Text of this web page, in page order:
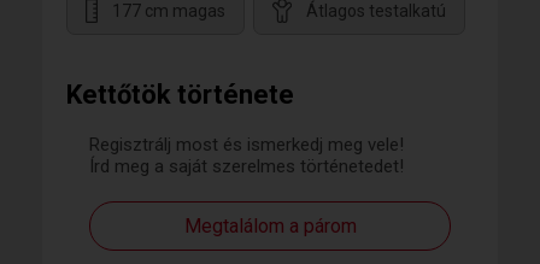
Kettőtök története
Regisztrálj most és ismerkedj meg vele!
Írd meg a saját szerelmes történetedet!
Megtalálom a párom
177 cm magas Átlagos testalkatú